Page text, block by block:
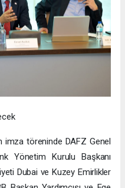
imza töreninde DAFZ Genel
Yönetim Kurulu Başkanı
Dubai ve Kuzey Emirlikler